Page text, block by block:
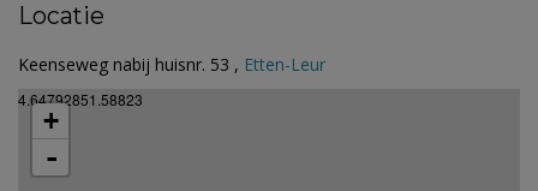
Locatie
Keenseweg nabij huisnr. 53 , Etten-Leur
4.64792851.58823
+
-